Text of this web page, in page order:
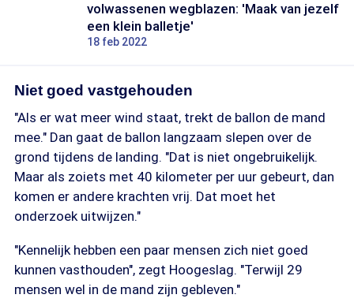
volwassenen wegblazen: 'Maak van jezelf
een klein balletje'
18 feb 2022
Niet goed vastgehouden
"Als er wat meer wind staat, trekt de ballon de mand
mee." Dan gaat de ballon langzaam slepen over de
grond tijdens de landing. "Dat is niet ongebruikelijk.
Maar als zoiets met 40 kilometer per uur gebeurt, dan
komen er andere krachten vrij. Dat moet het
onderzoek uitwijzen."
"Kennelijk hebben een paar mensen zich niet goed
kunnen vasthouden", zegt Hoogeslag. "Terwijl 29
mensen wel in de mand zijn gebleven."